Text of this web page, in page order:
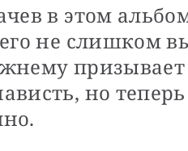
в этом
не слишком
но